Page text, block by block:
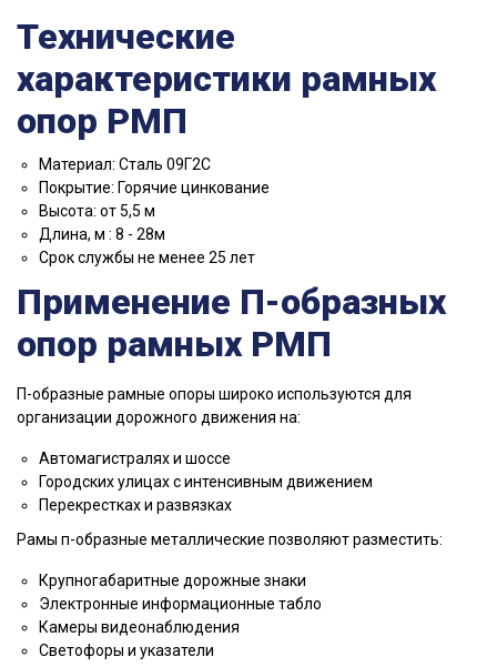
Технические
характеристики рамных
опор РМП
Материал: Сталь 09Г2С
Покрытие: Горячие цинкование
Высота: от 5,5 м
Длина, м : 8 - 28м
Срок службы не менее 25 лет
Применение П-образных
опор рамных РМП
П-образные рамные опоры широко используются для
организации дорожного движения на:
Автомагистралях и шоссе
Городских улицах с интенсивным движением
Перекрестках и развязках
Рамы п-образные металлические позволяют разместить:
Крупногабаритные дорожные знаки
Электронные информационные табло
Камеры видеонаблюдения
Светофоры и указатели